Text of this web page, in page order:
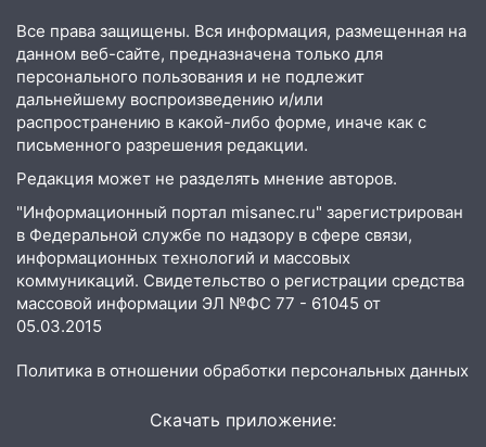
17:30 Где есть бензин в Ульяновске 5
августа после рабочего дня: список АЗС
17:05 «Обыск» по видеосвязи: в
Ульяновске задержали 19-летнюю
сообщницу мошенников
16:12
Едва не перерезал горло: в
знакомым закончились для женщины
больницей
16:06 18-летняя девушка без прав
перевернулась на мопеде и попала в
больницу
15:59
Ульяновец отдал более 14
покровительство
Все права защищены. Вся информация, размещенная на
данном веб-сайте, предназначена только для
персонального пользования и не подлежит
дальнейшему воспроизведению и/или
распространению в какой-либо форме, иначе как с
письменного разрешения редакции.
Редакция может не разделять мнение авторов.
"Информационный портал misanec.ru" зарегистрирован
в Федеральной службе по надзору в сфере связи,
информационных технологий и массовых
коммуникаций. Свидетельство о регистрации средства
массовой информации ЭЛ №ФС 77 - 61045 от
05.03.2015
Политика в отношении обработки персональных данных
Скачать приложение: